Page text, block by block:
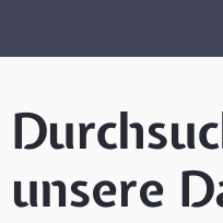
unsere